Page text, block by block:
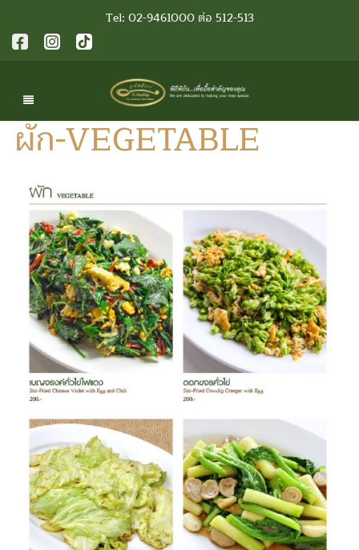
Tel: 02-9461000 ต่อ 512-513
ผัก-VEGETABLE